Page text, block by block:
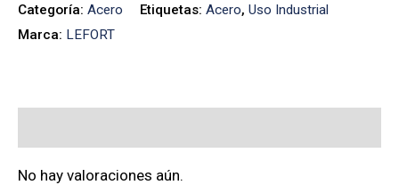
Categoría: Acero Etiquetas: Acero, Uso Industrial
Marca: LEFORT
No hay valoraciones aún.